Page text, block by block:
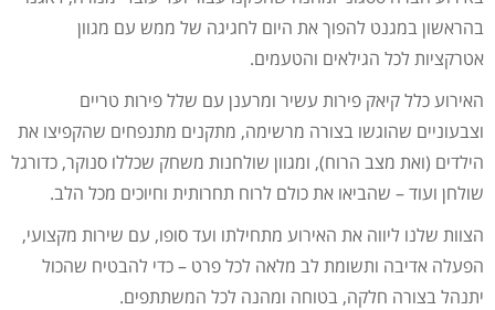
בהראשון במגנט להפוך את היום לחגיגה של ממש עם מגוון
אטרקציות לכל הגילאים והטעמים.
האירוע כלל קיאק פירות עשיר ומרענן עם שלל פירות טריים
וצבעוניים שהוגשו בצורה מרשימה, מתקנים מתנפחים שהקפיצו את
הילדים (ואת מצב הרוח), ומגוון שולחנות משחק שכללו סנוקר, כדורגל
שולחן ועוד – שהביאו את כולם לרוח תחרותית וחיוכים מכל הלב.
הצוות שלנו ליווה את האירוע מתחילתו ועד סופו, עם שירות מקצועי,
הפעלה אדיבה ותשומת לב מלאה לכל פרט – כדי להבטיח שהכול
יתנהל בצורה חלקה, בטוחה ומהנה לכל המשתתפים.